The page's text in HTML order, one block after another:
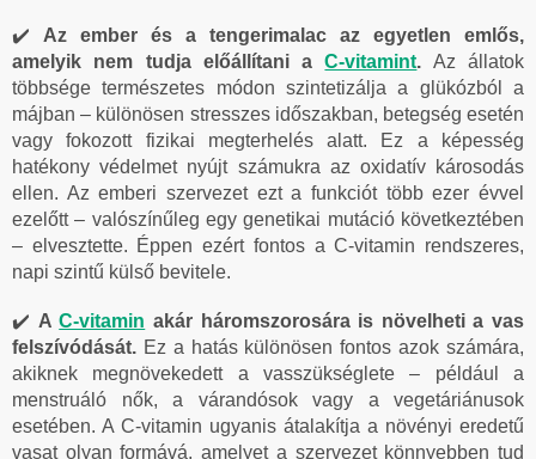
✔️ Az ember és a tengerimalac az egyetlen emlős,
amelyik nem tudja előállítani aC-vitamint. Az állatok
többsége természetes módon szintetizálja a glükózból a
májban – különösen stresszes időszakban, betegség esetén
vagy fokozott fizikai megterhelés alatt. Ez a képesség
hatékony védelmet nyújt számukra az oxidatív károsodás
ellen. Az emberi szervezet ezt a funkciót több ezer évvel
ezelőtt – valószínűleg egy genetikai mutáció következtében
– elvesztette. Éppen ezért fontos a C-vitamin rendszeres,
napi szintű külső bevitele.
✔️ AC-vitamin akár háromszorosára is növelheti a vas
felszívódását. Ez a hatás különösen fontos azok számára,
akiknek megnövekedett a vasszükséglete – például a
menstruáló nők, a várandósok vagy a vegetáriánusok
esetében. A C-vitamin ugyanis átalakítja a növényi eredetű
vasat olyan formává, amelyet a szervezet könnyebben tud